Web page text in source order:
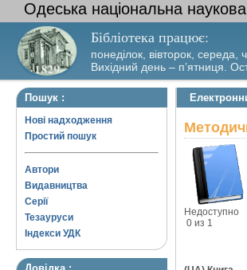
Одеська національна наукова
Бібліотека працює:
понеділок, вівторок, середа,
Вихідний день – п’ятниця.
Пошук :
Нові надходження
Простий пошук
Автори
Видавництва
Серії
Тезауруси
Індекси УДК
Недоступно
0 из 1